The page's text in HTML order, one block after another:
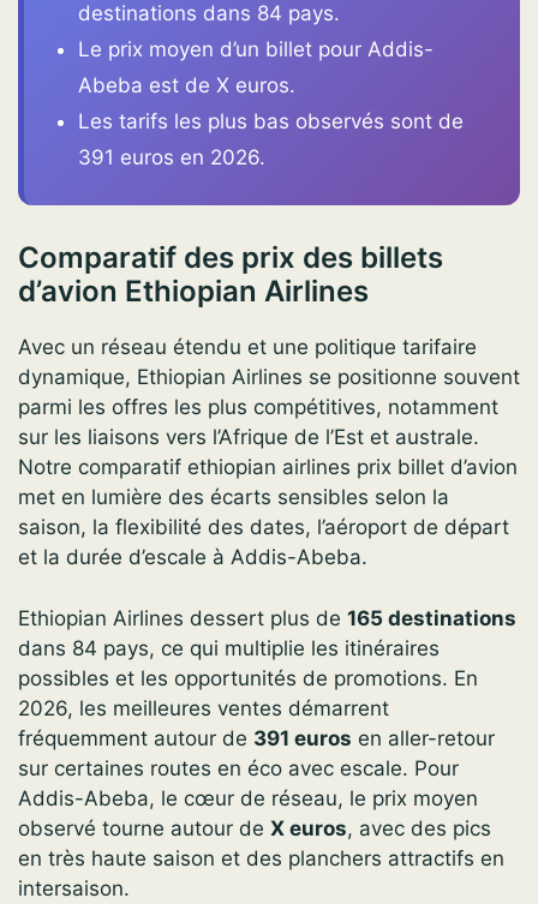
destinations dans 84 pays.
Le prix moyen d’un billet pour Addis-
Abeba est de X euros.
Les tarifs les plus bas observés sont de
391 euros en 2026.
Comparatif des prix des billets
d’avion Ethiopian Airlines
Avec un réseau étendu et une politique tarifaire
dynamique, Ethiopian Airlines se positionne souvent
parmi les offres les plus compétitives, notamment
sur les liaisons vers l’Afrique de l’Est et australe.
Notre comparatif ethiopian airlines prix billet d’avion
met en lumière des écarts sensibles selon la
saison, la flexibilité des dates, l’aéroport de départ
et la durée d’escale à Addis-Abeba.
Ethiopian Airlines dessert plus de 165 destinations
dans 84 pays, ce qui multiplie les itinéraires
possibles et les opportunités de promotions. En
2026, les meilleures ventes démarrent
fréquemment autour de 391 euros en aller-retour
sur certaines routes en éco avec escale. Pour
Addis-Abeba, le cœur de réseau, le prix moyen
observé tourne autour de X euros, avec des pics
en très haute saison et des planchers attractifs en
intersaison.